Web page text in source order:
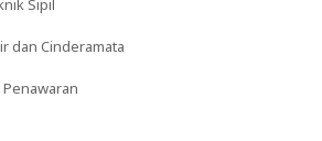
Sipil
dan Cinderamata